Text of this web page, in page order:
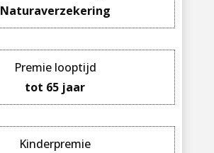
Naturaverzekering
Premie looptijd
tot 65 jaar
Kinderpremie